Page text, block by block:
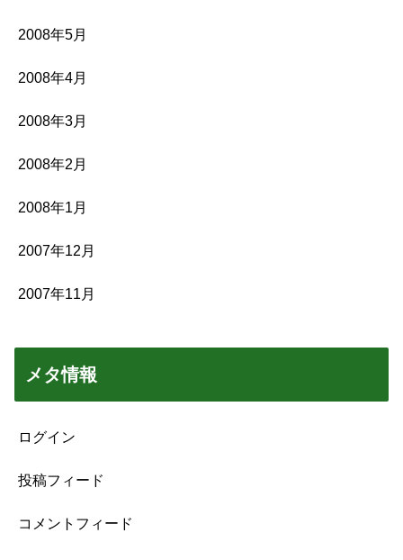
2008年5月
2008年4月
2008年3月
2008年2月
2008年1月
2007年12月
2007年11月
メタ情報
ログイン
投稿フィード
コメントフィード